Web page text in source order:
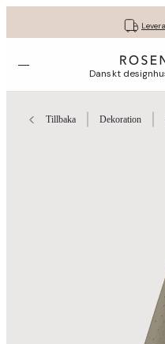
Fri frakt
30
Få
Öppna menyn Danskt
Tillbaka Dekoration